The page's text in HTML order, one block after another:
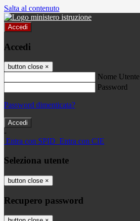
Salta al contenuto
Accedi
Accedi
button close ×
Nome Utente
Password
Password dimenticata?
-
Entra con SPID Entra con CIE
Seleziona utente
button close ×
Recupero password